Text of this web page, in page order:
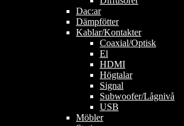
Dac:ar
Dämpfötter
Kablar/Kontakter
Coaxial/Optisk
El
HDMI
Högtalar
Signal
Subwoofer/Lågnivå
USB
Möbler